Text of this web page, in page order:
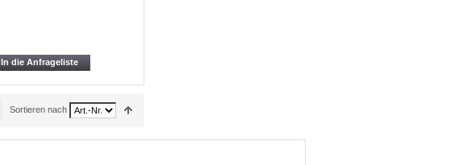
In die Anfrageliste
Sortieren nach